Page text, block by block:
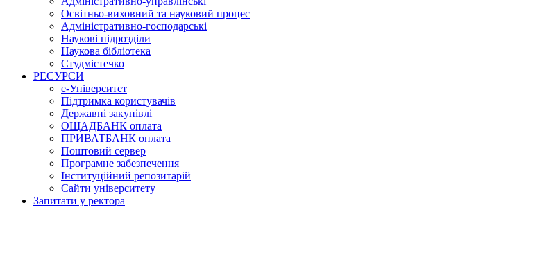
Освітньо-виховний та науковий процес
Адміністративно-господарські
Наукові підрозділи
Наукова бібліотека
Студмістечко
РЕСУРСИ
е-Університет
Підтримка користувачів
Державні закупівлі
ОЩАДБАНК оплата
ПРИВАТБАНК оплата
Поштовий сервер
Програмне забезпечення
Інституційний репозитарій
Сайти університету
Запитати у ректора